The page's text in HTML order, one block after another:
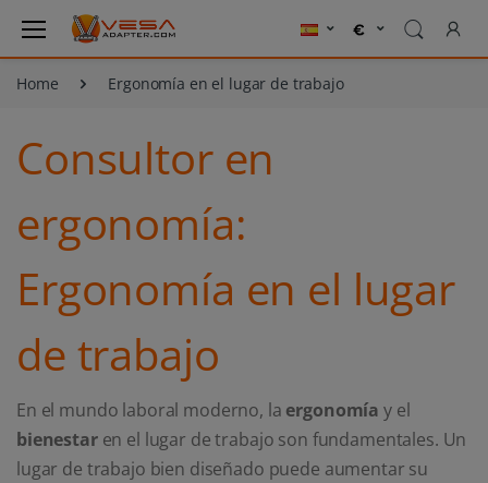
Home Ergonomía en el lugar de trabajo
Consultor en
ergonomía:
Ergonomía en el lugar
de trabajo
En el mundo laboral moderno, la ergonomía y el
bienestaren el lugar de trabajo son fundamentales. Un
lugar de trabajo bien diseñado puede aumentar su